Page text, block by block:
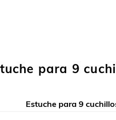
para 9
Estuche para 9